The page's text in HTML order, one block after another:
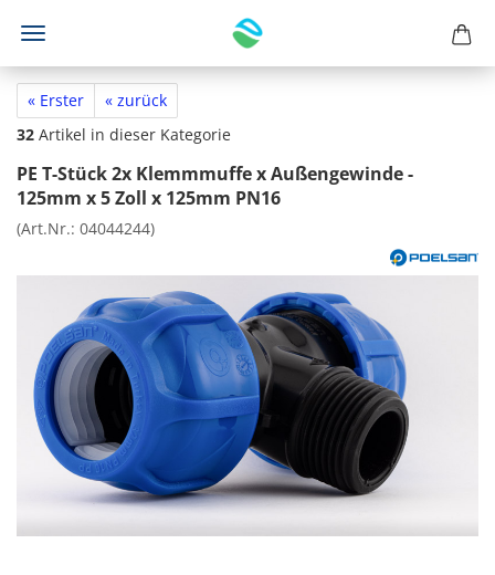
« Erster
« zurück
32 Artikel in dieser Kategorie
PE T-Stück 2x Klemmmuffe x Außengewinde -
125mm x 5 Zoll x 125mm PN16
(Art.Nr.: 04044244)